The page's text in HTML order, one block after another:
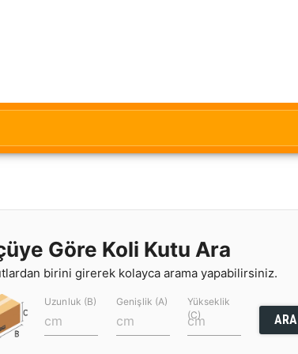
Göre Koli Kutu Ara
birini girerek kolayca arama yapabilirsiniz.
Uzunluk (B) Genişlik (A)
Yükseklik
(C)
ARA